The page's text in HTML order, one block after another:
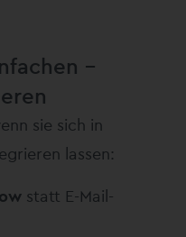
–
sie sich in
lassen:
statt E-Mail-